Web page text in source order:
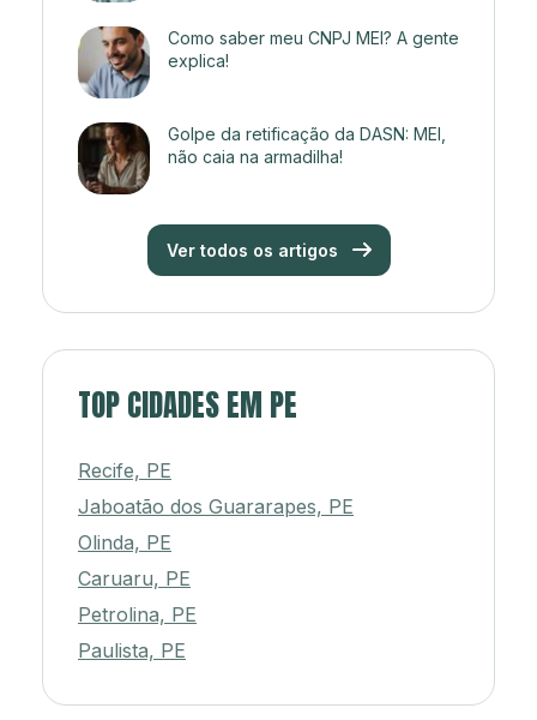
Como saber meu CNPJ MEI? A gente
explica!
Golpe da retificação da DASN: MEI,
não caia na armadilha!
Ver todos os artigos
TOP CIDADES EM PE
Recife, PE
Jaboatão dos Guararapes, PE
Olinda, PE
Caruaru, PE
Petrolina, PE
Paulista, PE